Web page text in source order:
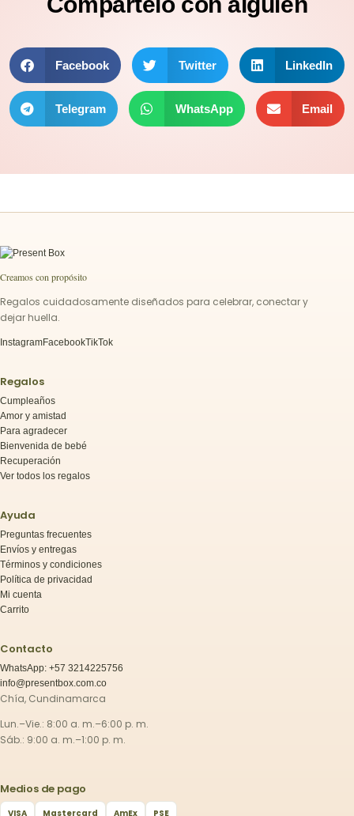
Facebook Twitter LinkedIn
Telegram WhatsApp Email
Creamos con propósito
Regalos cuidadosamente diseñados para celebrar, conectar y
dejar huella.
InstagramFacebookTikTok
Regalos
Cumpleaños
Amor y amistad
Para agradecer
Bienvenida de bebé
Recuperación
Ver todos los regalos
Ayuda
Preguntas frecuentes
Envíos y entregas
Términos y condiciones
Política de privacidad
Mi cuenta
Carrito
Contacto
WhatsApp: +57 3214225756
info@presentbox.com.co
Chía, Cundinamarca
Lun.–Vie.: 8:00 a. m.–6:00 p. m.
Sáb.: 9:00 a. m.–1:00 p. m.
Medios de pago
VISA Mastercard AmEx PSE